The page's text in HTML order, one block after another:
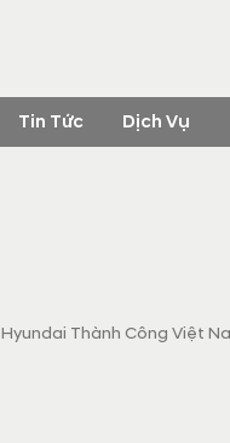
Tin Tức Dịch Vụ
Thành Công Việt